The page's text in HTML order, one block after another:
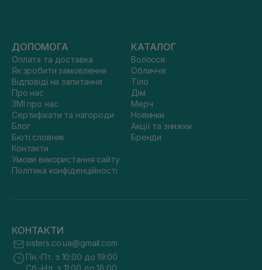
ДОПОМОГА
Оплата та доставка
Як зробити замовлення
Відповіді на запитання
Про нас
ЗМІ про нас
Сертифікати та нагороди
Блог
Бюті словник
Контакти
Умови використання сайту
Політика конфіденційності
КАТАЛОГ
Волосся
Обличчя
Тіло
Дім
Мерч
Новинки
Акції та знижки
Бренди
КОНТАКТИ
sisters.co.ua@gmail.com
Пн.-Пт. з 10:00 до 19:00
Сб.-Нд. з 11:00 до 18:00